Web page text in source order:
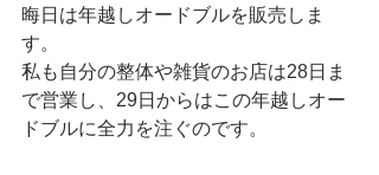
晦日は年越しオードブルを販売しま
す。
私も自分の整体や雑貨のお店は28日ま
で営業し、29日からはこの年越しオー
ドブルに全力を注ぐのです。